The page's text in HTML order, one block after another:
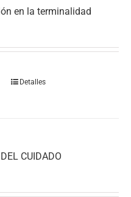
en la terminalidad
Detalles
CUIDADO